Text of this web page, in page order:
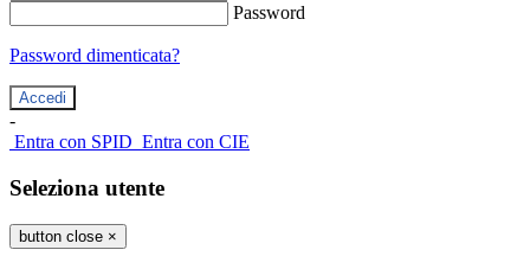
Password
Password dimenticata?
-
Entra con SPID Entra con CIE
Seleziona utente
button close ×